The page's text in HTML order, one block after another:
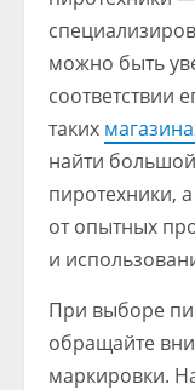
можно быть
соответствии
таких
найти
пиротехники,
от опытных
и
При выборе
обращайте
маркировки.